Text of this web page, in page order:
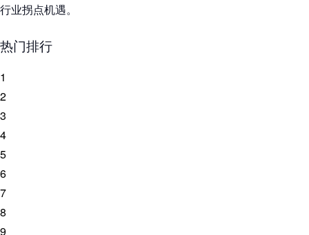
行业拐点机遇。
热门排行
1
2
3
4
5
6
7
8
9